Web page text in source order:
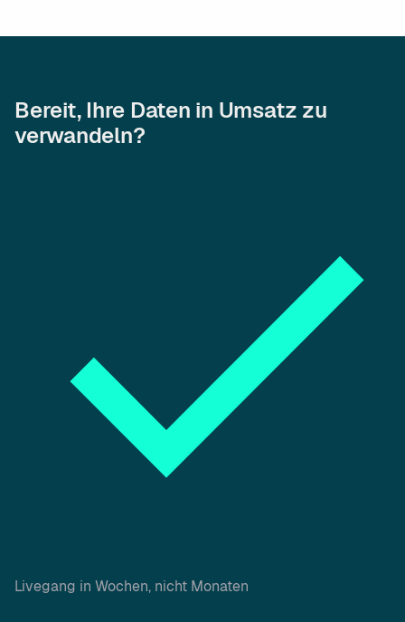
Bereit, Ihre Daten in Umsatz zu
verwandeln?
Livegang in Wochen, nicht Monaten